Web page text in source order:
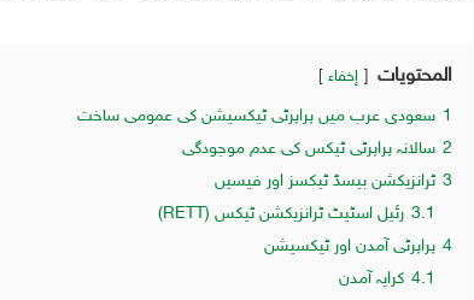
المحتويات إخفاء
1 سعودی عرب میں پراپرٹی ٹیکسیشن کی عمومی ساخت
2 سالانہ پراپرٹی ٹیکس کی عدم موجودگی
3 ٹرانزیکشن بیسڈ ٹیکسز اور فیسیں
3.1 رئیل اسٹیٹ ٹرانزیکشن ٹیکس (RETT)
4 پراپرٹی آمدن اور ٹیکسیشن
4.1 کرایہ آمدن